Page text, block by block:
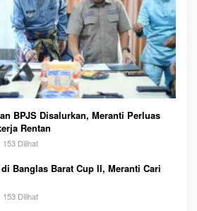
BPJS Disalurkan, Meranti Perluas
Rentan
153 Dilihat
Banglas Barat Cup II, Meranti Cari
153 Dilihat